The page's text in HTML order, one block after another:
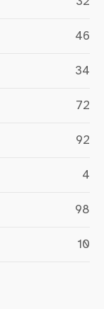
46
34
72
92
4
98
10